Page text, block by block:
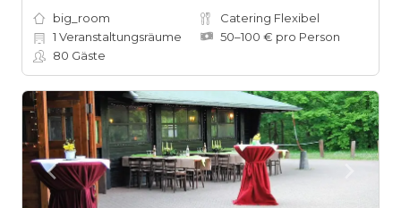
big_room
Catering Flexibel
1 Veranstaltungsräume
50–100 € pro Person
80 Gäste